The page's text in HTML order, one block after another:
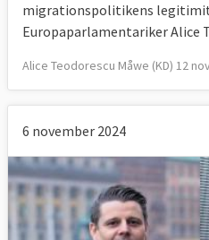
migrationspolitikens
Europaparlamentariker Alice
Alice Teodorescu Måwe (KD) 12
6 november 2024